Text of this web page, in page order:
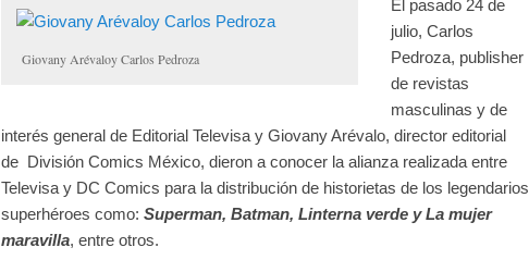
Giovany Arévaloy Carlos Pedroza
El pasado 24 de
julio, Carlos
Pedroza, publisher
de revistas
masculinas y de
interés general de Editorial Televisa y Giovany Arévalo, director editorial
de División Comics México, dieron a conocer la alianza realizada entre
Televisa y DC Comics para la distribución de historietas de los legendarios
superhéroes como: Superman, Batman, Linterna verde y La mujer
maravilla, entre otros.